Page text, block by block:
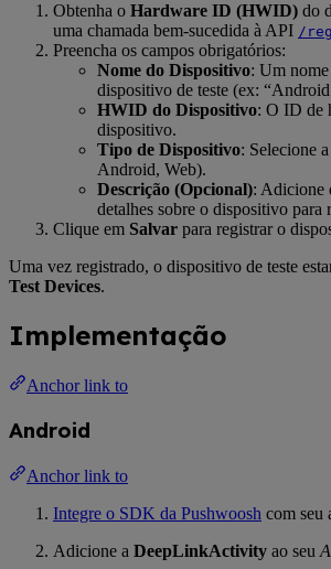
Obtenha o Hardware ID (HWID) do
uma chamada bem-sucedida à API /
Preencha os campos obrigatórios:
Nome do Dispositivo: Um
dispositivo de teste (ex:
HWID do Dispositivo: O ID de
dispositivo.
Tipo de Dispositivo: Selecione
Android, Web).
Descrição (Opcional): Adicione
detalhes sobre o dispositivo para
Clique em Salvar para registrar o
Uma vez registrado, o dispositivo de teste
Test Devices.
Implementação
Anchor link to
Android
Anchor link to
Integre o SDK da Pushwoosh com seu
Adicione a DeepLinkActivity ao seu